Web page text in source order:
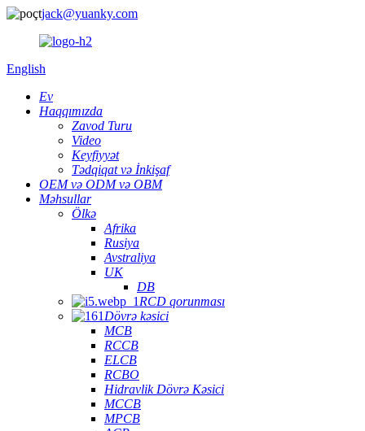
jack@yuanky.com
English
Ev
Haqqımızda
Zavod Turu
Video
Keyfiyyət
Tədqiqat və İnkişaf
OEM və ODM və OBM
Məhsullar
Ölkə
Afrika
Rusiya
Avstraliya
UK
DB
RCD qorunması
Dövrə kəsici
MCB
RCCB
ELCB
RCBO
Hidravlik Dövrə Kəsici
MCCB
MPCB